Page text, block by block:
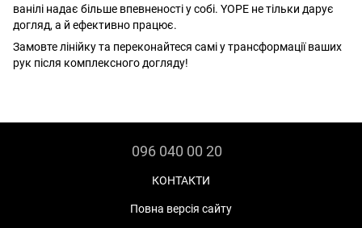
ванілі надає більше впевненості у собі. YOPE не тільки дарує
догляд, а й ефективно працює.
Замовте лінійку та переконайтеся самі у трансформації ваших
рук після комплексного догляду!
096 040 00 20
КОНТАКТИ
Повна версія сайту